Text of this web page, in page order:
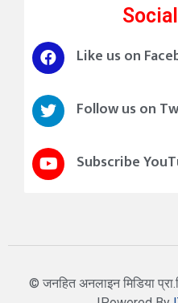
Like us on
Follow us on
Subscribe
© जनहित अनलाइन मिडिया